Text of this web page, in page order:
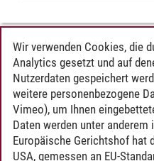
Timo Leder/30.06.2024
Wir verwenden Cookies, die
Analytics gesetzt und auf
Nutzerdaten gespeichert
weitere personenbezogene
Vimeo), um Ihnen
Daten werden unter
Europäische Gerichtshof hat
USA, gemessen an EU-